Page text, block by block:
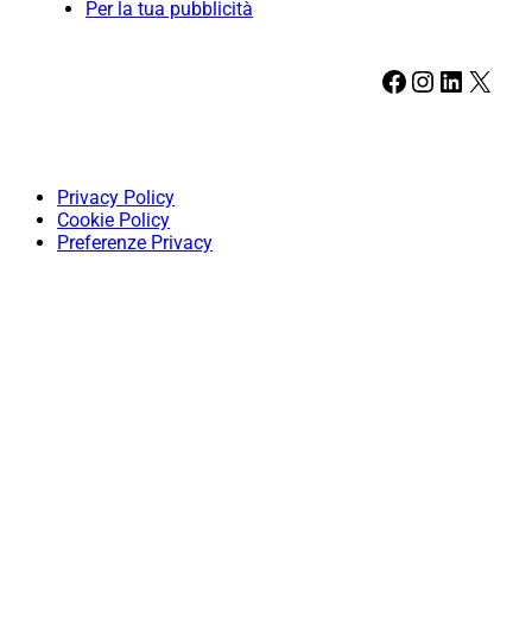
Per la tua pubblicità
Facebook Instagram LinkedIn X
Privacy Policy
Cookie Policy
Preferenze Privacy